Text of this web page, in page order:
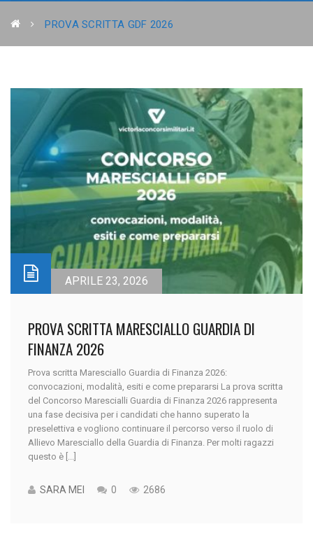
PROVA SCRITTA GDF 2026
APRILE 23, 2026
PROVA SCRITTA MARESCIALLO GUARDIA DI
FINANZA 2026
Prova scritta Maresciallo Guardia di Finanza 2026:
convocazioni, modalità, esiti e come prepararsi La prova scritta
del Concorso Marescialli Guardia di Finanza 2026 rappresenta
una fase decisiva per i candidati che hanno superato la
preselettiva e vogliono continuare il percorso verso il ruolo di
Allievo Maresciallo della Guardia di Finanza. Per molti ragazzi
questo è [...]
SARA MEI 0 2686